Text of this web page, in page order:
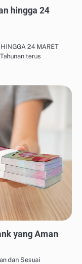
hingga 24
24 MARET
terus
yang Aman
dan Sesuai